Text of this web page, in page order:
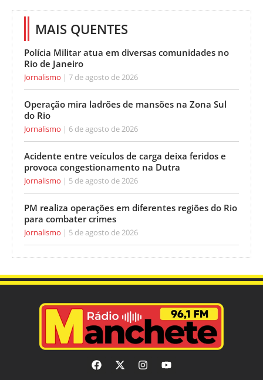
MAIS QUENTES
Polícia Militar atua em diversas comunidades no
Rio de Janeiro
Jornalismo 7 de agosto de 2026
Operação mira ladrões de mansões na Zona Sul
do Rio
Jornalismo 6 de agosto de 2026
Acidente entre veículos de carga deixa feridos e
provoca congestionamento na Dutra
Jornalismo 5 de agosto de 2026
PM realiza operações em diferentes regiões do Rio
para combater crimes
Jornalismo 5 de agosto de 2026